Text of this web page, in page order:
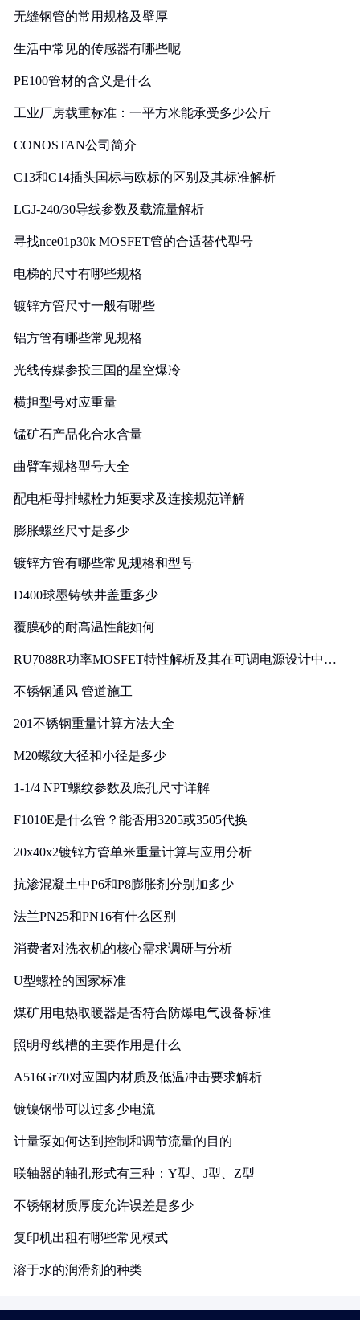
无缝钢管的常用规格及壁厚
生活中常见的传感器有哪些呢
PE100管材的含义是什么
工业厂房载重标准：一平方米能承受多少公斤
CONOSTAN公司简介
C13和C14插头国标与欧标的区别及其标准解析
LGJ-240/30导线参数及载流量解析
寻找nce01p30k MOSFET管的合适替代型号
电梯的尺寸有哪些规格
镀锌方管尺寸一般有哪些
铝方管有哪些常见规格
光线传媒参投三国的星空爆冷
横担型号对应重量
锰矿石产品化合水含量
曲臂车规格型号大全
配电柜母排螺栓力矩要求及连接规范详解
膨胀螺丝尺寸是多少
镀锌方管有哪些常见规格和型号
D400球墨铸铁井盖重多少
覆膜砂的耐高温性能如何
RU7088R功率MOSFET特性解析及其在可调电源设计中的
不锈钢通风 管道施工
201不锈钢重量计算方法大全
M20螺纹大径和小径是多少
1-1/4 NPT螺纹参数及底孔尺寸详解
F1010E是什么管？能否用3205或3505代换
20x40x2镀锌方管单米重量计算与应用分析
抗渗混凝土中P6和P8膨胀剂分别加多少
法兰PN25和PN16有什么区别
消费者对洗衣机的核心需求调研与分析
U型螺栓的国家标准
煤矿用电热取暖器是否符合防爆电气设备标准
照明母线槽的主要作用是什么
A516Gr70对应国内材质及低温冲击要求解析
镀镍钢带可以过多少电流
计量泵如何达到控制和调节流量的目的
联轴器的轴孔形式有三种：Y型、J型、Z型
不锈钢材质厚度允许误差是多少
复印机出租有哪些常见模式
溶于水的润滑剂的种类